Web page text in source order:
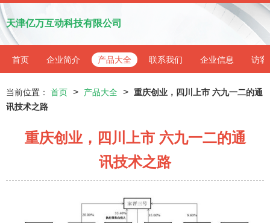
天津亿万互动科技有限公司
首页 企业简介 产品大全 联系我们 企业信息 访客
当前位置： 首页 > 产品大全 > 重庆创业，四川上市 六九一二的通
讯技术之路
重庆创业，四川上市 六九一二的通
讯技术之路